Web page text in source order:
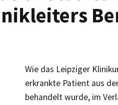
Wie das Leipziger
erkrankte Patient aus
behandelt wurde, im